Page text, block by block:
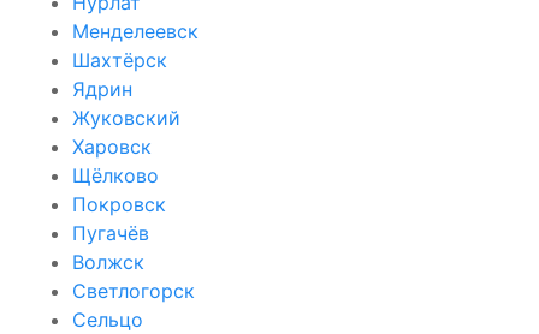
Менделеевск
Шахтёрск
Ядрин
Жуковский
Харовск
Щёлково
Покровск
Пугачёв
Волжск
Светлогорск
Сельцо